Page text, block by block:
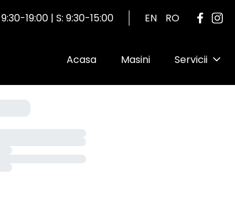
19:00 | S: 9:30-15:00 EN RO
Acasa Masini Servicii